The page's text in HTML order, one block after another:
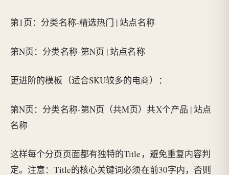
第1页：分类名称-精选热门 | 站点名称
第N页：分类名称-第N页 | 站点名称
更进阶的模板（适合SKU较多的电商）：
第N页：分类名称-第N页（共M页）共X个产品 | 站点
名称
这样每个分页页面都有独特的Title，避免重复内容判
定。注意：Title的核心关键词必须在前30字内，否则